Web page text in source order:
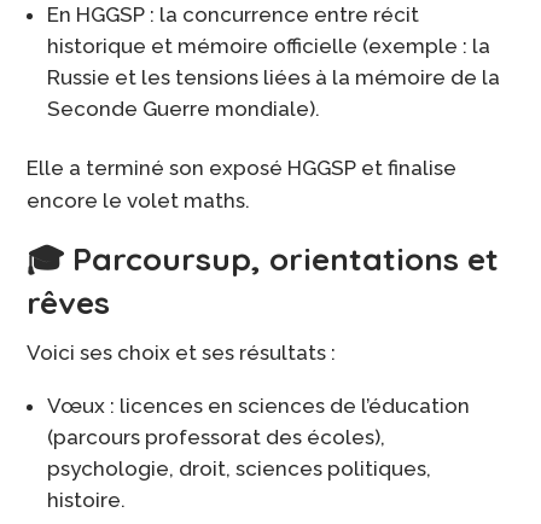
En HGGSP : la concurrence entre récit
historique et mémoire officielle (exemple : la
Russie et les tensions liées à la mémoire de la
Seconde Guerre mondiale).
Elle a terminé son exposé HGGSP et finalise
encore le volet maths.
🎓 Parcoursup, orientations et
rêves
Voici ses choix et ses résultats :
Vœux : licences en sciences de l’éducation
(parcours professorat des écoles),
psychologie, droit, sciences politiques,
histoire.